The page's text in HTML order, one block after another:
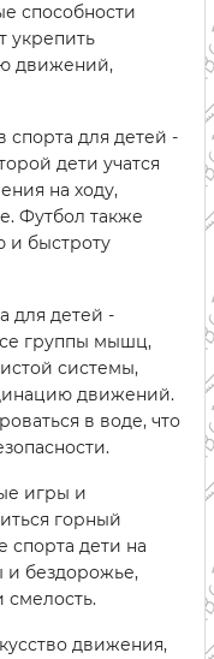
способности
укрепить
движений,
для детей -
дети учатся
на ходу,
Футбол также
и быстроту
для детей -
группы мышц,
системы,
движений.
в воде, что
игры и
горный
спорта дети на
и бездорожье,
смелость.
движения,